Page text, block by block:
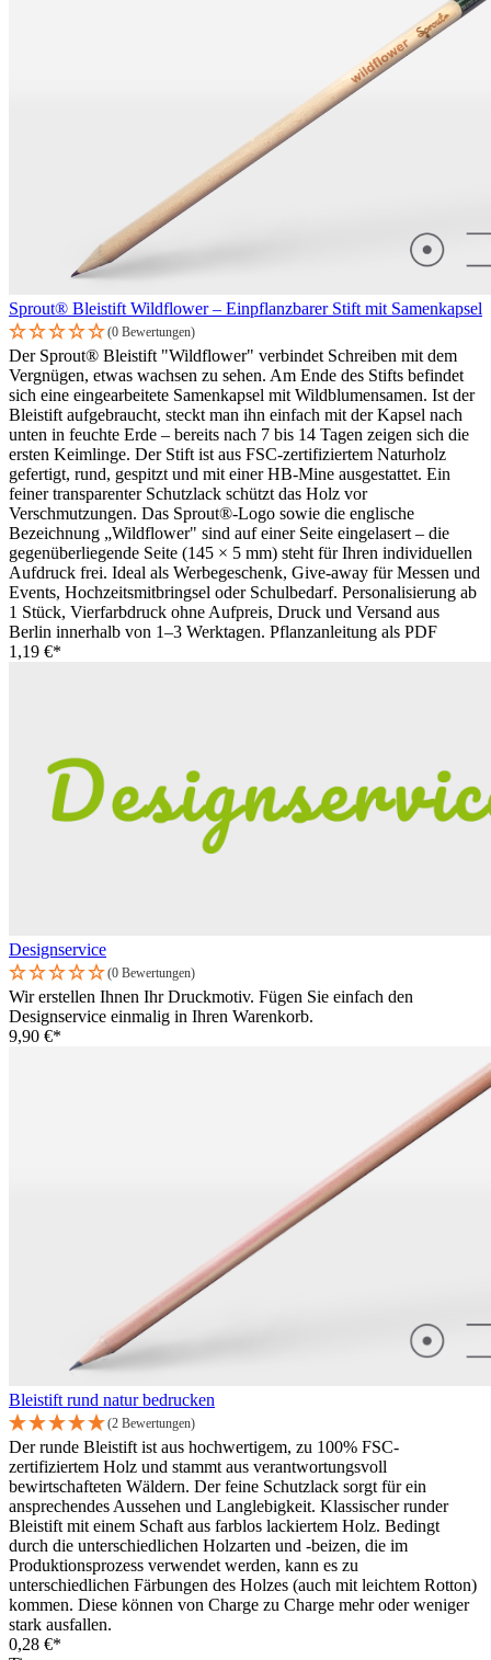
Sprout® Bleistift Wildflower – Einpflanzbarer Stift mit Samenkapsel
(0 Bewertungen)
Der Sprout® Bleistift "Wildflower" verbindet Schreiben mit dem
Vergnügen, etwas wachsen zu sehen. Am Ende des Stifts befindet
sich eine eingearbeitete Samenkapsel mit Wildblumensamen. Ist der
Bleistift aufgebraucht, steckt man ihn einfach mit der Kapsel nach
unten in feuchte Erde – bereits nach 7 bis 14 Tagen zeigen sich die
ersten Keimlinge. Der Stift ist aus FSC-zertifiziertem Naturholz
gefertigt, rund, gespitzt und mit einer HB-Mine ausgestattet. Ein
feiner transparenter Schutzlack schützt das Holz vor
Verschmutzungen. Das Sprout®-Logo sowie die englische
Bezeichnung „Wildflower" sind auf einer Seite eingelasert – die
gegenüberliegende Seite (145 × 5 mm) steht für Ihren individuellen
Aufdruck frei. Ideal als Werbegeschenk, Give-away für Messen und
Events, Hochzeitsmitbringsel oder Schulbedarf. Personalisierung ab
1 Stück, Vierfarbdruck ohne Aufpreis, Druck und Versand aus
Berlin innerhalb von 1–3 Werktagen. Pflanzanleitung als PDF
1,19 €*
Designservice
(0 Bewertungen)
Wir erstellen Ihnen Ihr Druckmotiv. Fügen Sie einfach den
Designservice einmalig in Ihren Warenkorb.
9,90 €*
Bleistift rund natur bedrucken
(2 Bewertungen)
Der runde Bleistift ist aus hochwertigem, zu 100% FSC-
zertifiziertem Holz und stammt aus verantwortungsvoll
bewirtschafteten Wäldern. Der feine Schutzlack sorgt für ein
ansprechendes Aussehen und Langlebigkeit. Klassischer runder
Bleistift mit einem Schaft aus farblos lackiertem Holz. Bedingt
durch die unterschiedlichen Holzarten und -beizen, die im
Produktionsprozess verwendet werden, kann es zu
unterschiedlichen Färbungen des Holzes (auch mit leichtem Rotton)
kommen. Diese können von Charge zu Charge mehr oder weniger
stark ausfallen.
0,28 €*